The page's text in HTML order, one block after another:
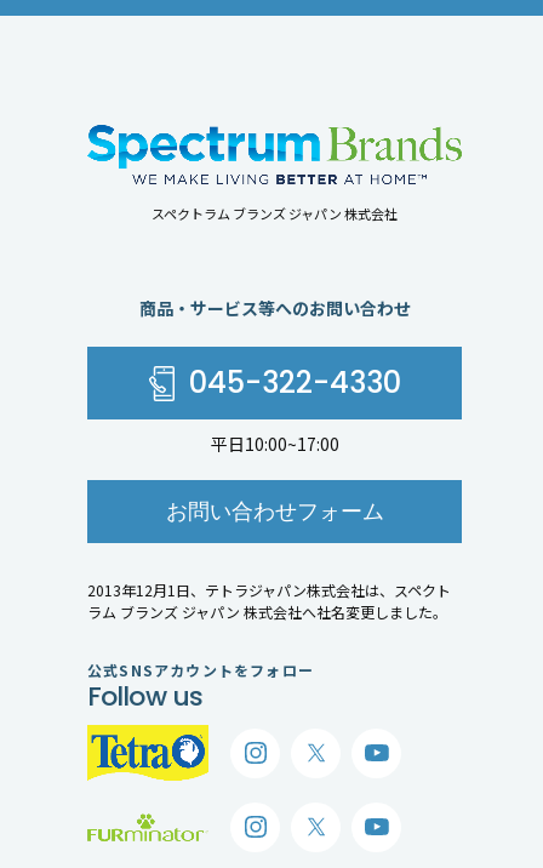
スペクトラム ブランズ ジャパン 株式会社
商品・サービス等へのお問い合わせ
045-322-4330
平日10:00~17:00
お問い合わせフォーム
2013年12月1日、テトラジャパン株式会社は、スペクト
ラム ブランズ ジャパン 株式会社へ社名変更しました。
公式SNSアカウントをフォロー
Follow us